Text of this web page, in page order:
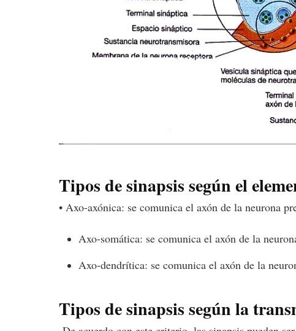
Tipos de sinapsis según el
• Axo-axónica: se comunica el axón de la neurona
Axo-somática: se comunica el axón de la
Axo-dendrítica: se comunica el axón de la
Tipos de sinapsis según la